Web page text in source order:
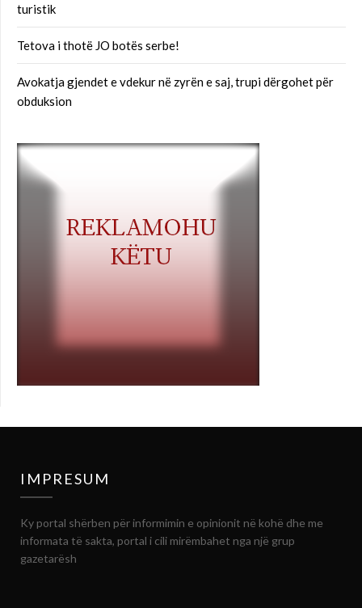
turistik
Tetova i thotë JO botës serbe!
Avokatja gjendet e vdekur në zyrën e saj, trupi dërgohet për
obduksion
IMPRESUM
Ky portal shërben për informimin e opinionit në kohë dhe me
informata të sakta, portal i cili mirëmbahet nga një grup
gazetarësh